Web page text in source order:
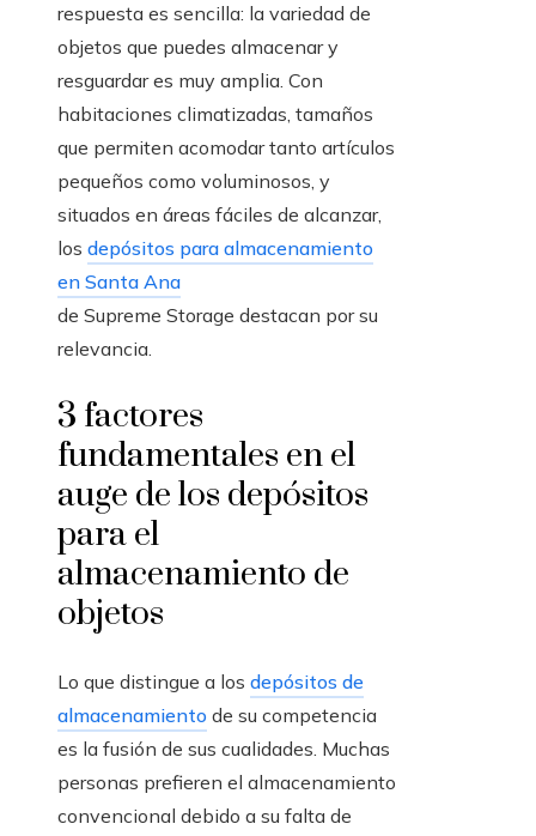
respuesta es sencilla: la variedad de
objetos que puedes almacenar y
resguardar es muy amplia. Con
habitaciones climatizadas, tamaños
que permiten acomodar tanto artículos
pequeños como voluminosos, y
situados en áreas fáciles de alcanzar,
los depósitos para almacenamiento
en Santa Ana
de Supreme Storage destacan por su
relevancia.
3 factores
fundamentales en el
auge de los depósitos
para el
almacenamiento de
objetos
Lo que distingue a los depósitos de
almacenamiento de su competencia
es la fusión de sus cualidades. Muchas
personas prefieren el almacenamiento
convencional debido a su falta de